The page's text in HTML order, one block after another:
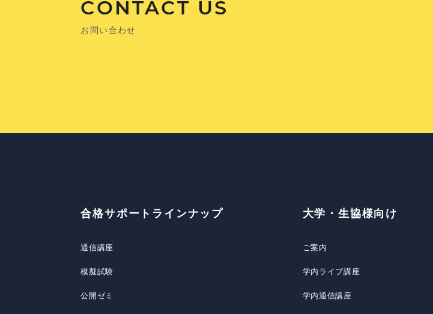
CONTACT US
お問い合わせ
合格サポートラインナップ
通信講座
模擬試験
公開ゼミ
大学・生協様向け
ご案内
学内ライブ講座
学内通信講座